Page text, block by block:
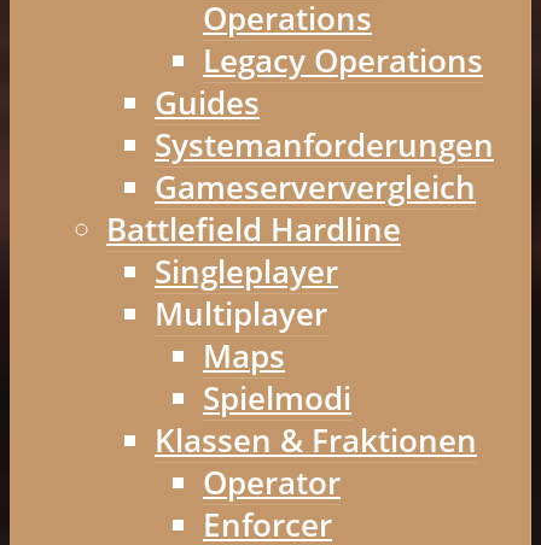
Operations
Legacy Operations
Guides
Systemanforderungen
Gameserververgleich
Battlefield Hardline
Singleplayer
Multiplayer
Maps
Spielmodi
Klassen & Fraktionen
Operator
Enforcer